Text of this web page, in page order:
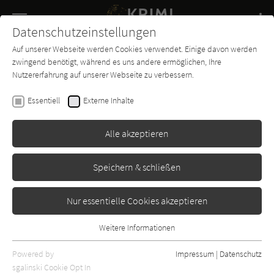
SUCHE
Buch-
Entdecker
Forum Charts
Beate Baum
Ruchlos
Erschienen: Januar 2009 Bibliogr. Angaben
Datenschutzeinstellungen
Auf unserer Webseite werden Cookies verwendet. Einige davon werden
zwingend benötigt, während es uns andere ermöglichen, Ihre
Nutzererfahrung auf unserer Webseite zu verbessern.
Essentiell Externe Inhalte
Alle akzeptieren
Speichern & schließen
Nur essentielle Cookies akzeptieren
Essentielle Cookies werden für grundlegende Funktionen der
Webseite benötigt. Dadurch ist gewährleistet, dass die Webseite
Weitere Informationen
Powered by
sgalinski Cookie Opt In
Impressum | Datenschutz